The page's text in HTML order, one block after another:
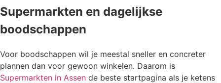
Supermarkten en dagelijkse
boodschappen
Voor boodschappen wil je meestal sneller en concreter
plannen dan voor gewoon winkelen. Daarom is
Supermarkten in Assen de beste startpagina als je ketens